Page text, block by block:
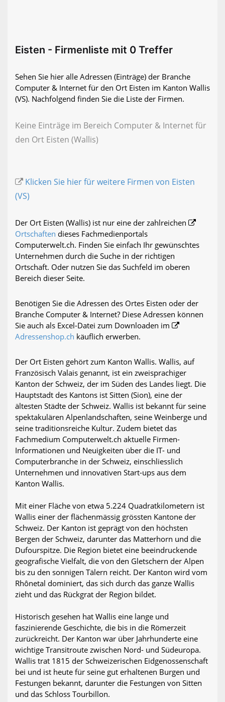
Eisten - Firmenliste mit 0 Treffer
Sehen Sie hier alle Adressen (Einträge) der Branche
Computer & Internet für den Ort Eisten im Kanton Wallis
(VS). Nachfolgend finden Sie die Liste der Firmen.
Keine Einträge im Bereich Computer & Internet für
den Ort Eisten (Wallis)
Klicken Sie hier für weitere Firmen von Eisten
(VS)
Der Ort Eisten (Wallis) ist nur eine der zahlreichen
Ortschaften dieses Fachmedienportals
Computerwelt.ch. Finden Sie einfach Ihr gewünschtes
Unternehmen durch die Suche in der richtigen
Ortschaft. Oder nutzen Sie das Suchfeld im oberen
Bereich dieser Seite.
Benötigen Sie die Adressen des Ortes Eisten oder der
Branche Computer & Internet? Diese Adressen können
Sie auch als Excel-Datei zum Downloaden im
Adressenshop.ch käuflich erwerben.
Der Ort Eisten gehört zum Kanton Wallis. Wallis, auf
Französisch Valais genannt, ist ein zweisprachiger
Kanton der Schweiz, der im Süden des Landes liegt. Die
Hauptstadt des Kantons ist Sitten (Sion), eine der
ältesten Städte der Schweiz. Wallis ist bekannt für seine
spektakulären Alpenlandschaften, seine Weinberge und
seine traditionsreiche Kultur. Zudem bietet das
Fachmedium Computerwelt.ch aktuelle Firmen-
Informationen und Neuigkeiten über die IT- und
Computerbranche in der Schweiz, einschliesslich
Unternehmen und innovativen Start-ups aus dem
Kanton Wallis.
Mit einer Fläche von etwa 5.224 Quadratkilometern ist
Wallis einer der flächenmässig grössten Kantone der
Schweiz. Der Kanton ist geprägt von den höchsten
Bergen der Schweiz, darunter das Matterhorn und die
Dufourspitze. Die Region bietet eine beeindruckende
geografische Vielfalt, die von den Gletschern der Alpen
bis zu den sonnigen Tälern reicht. Der Kanton wird vom
Rhônetal dominiert, das sich durch das ganze Wallis
zieht und das Rückgrat der Region bildet.
Historisch gesehen hat Wallis eine lange und
faszinierende Geschichte, die bis in die Römerzeit
zurückreicht. Der Kanton war über Jahrhunderte eine
wichtige Transitroute zwischen Nord- und Südeuropa.
Wallis trat 1815 der Schweizerischen Eidgenossenschaft
bei und ist heute für seine gut erhaltenen Burgen und
Festungen bekannt, darunter die Festungen von Sitten
und das Schloss Tourbillon.